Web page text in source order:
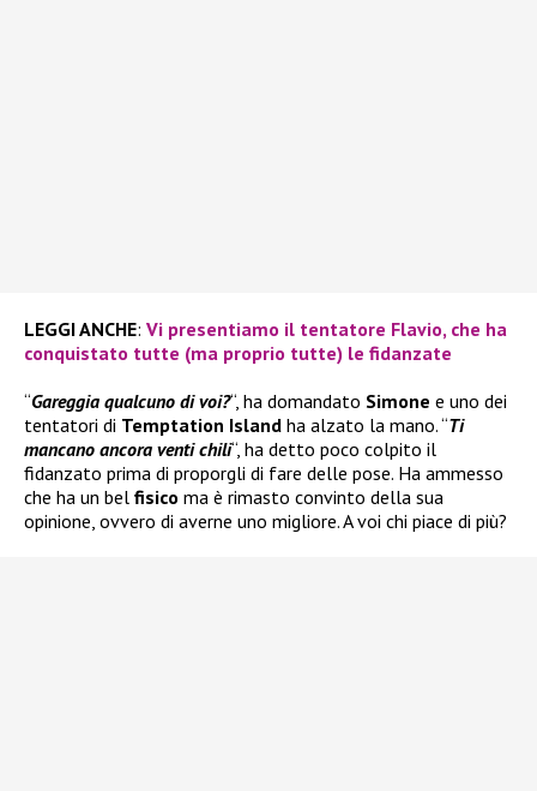
LEGGI ANCHE: Vi presentiamo il tentatore Flavio, che ha
conquistato tutte (ma proprio tutte) le fidanzate
“Gareggia qualcuno di voi?“, ha domandato Simone e uno dei
tentatori di Temptation Island ha alzato la mano. “Ti
mancano ancora venti chili“, ha detto poco colpito il
fidanzato prima di proporgli di fare delle pose. Ha ammesso
che ha un bel fisico ma è rimasto convinto della sua
opinione, ovvero di averne uno migliore. A voi chi piace di più?